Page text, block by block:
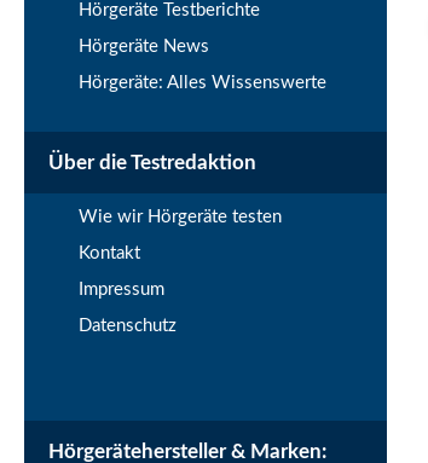
Hörgeräte Testberichte
Hörgeräte News
Hörgeräte: Alles Wissenswerte
Über die Testredaktion
Wie wir Hörgeräte testen
Kontakt
Impressum
Datenschutz
Hörgerätehersteller & Marken: